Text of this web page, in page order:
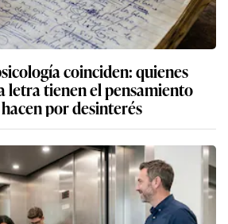
coinciden: quienes
letra tienen el pensamiento
por desinterés